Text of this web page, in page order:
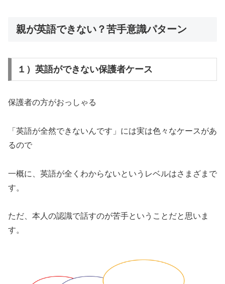
親が英語できない？苦手意識パターン
１）英語ができない保護者ケース
保護者の方がおっしゃる
「英語が全然できないんです」には実は色々なケースがあ
るので
一概に、英語が全くわからないというレベルはさまざまで
す。
ただ、本人の認識で話すのが苦手ということだと思いま
す。